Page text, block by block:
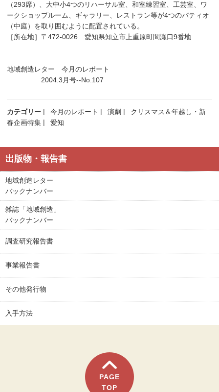
（293席）、大中小4つのリハーサル室、和室練習室、工芸室、ワ
ークショップルーム、ギャラリー、レストラン等が4つのパティオ
（中庭）を取り囲むように配置されている。
［所在地］〒472-0026 愛知県知立市上重原町間瀬口9番地
地域創造レター 今月のレポート
2004.3月号--No.107
カテゴリー 今月のレポート 演劇
クリスマス＆年越し・新
春企画特集
愛知
出版物・報告書
地域創造レター
バックナンバー
雑誌「地域創造」
バックナンバー
調査研究報告書
事業報告書
その他発行物
入手方法
PAGE
TOP